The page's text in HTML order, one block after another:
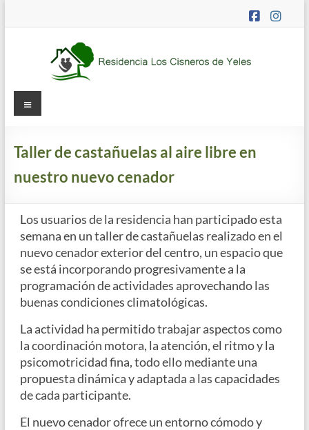
Residencia
Cisneros
Residencia
concertada
apartamentos
tutelados
Menú
Taller de castañuelas al aire libre en
nuestro nuevo cenador
Los usuarios de la residencia han participado esta
semana en un taller de castañuelas realizado en el
nuevo cenador exterior del centro, un espacio que
se está incorporando progresivamente a la
programación de actividades aprovechando las
buenas condiciones climatológicas.
La actividad ha permitido trabajar aspectos como
la coordinación motora, la atención, el ritmo y la
psicomotricidad fina, todo ello mediante una
propuesta dinámica y adaptada a las capacidades
de cada participante.
El nuevo cenador ofrece un entorno cómodo y